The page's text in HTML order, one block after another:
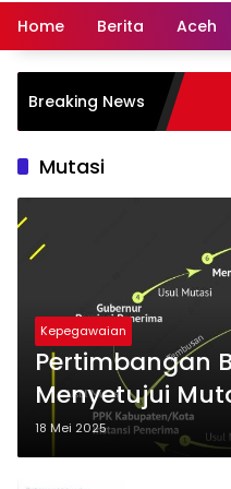
Home Berita Aceh
Breaking News
Mutasi
Kepegawaian
Pertimbangan
Menyetujui
18 Mei 2025